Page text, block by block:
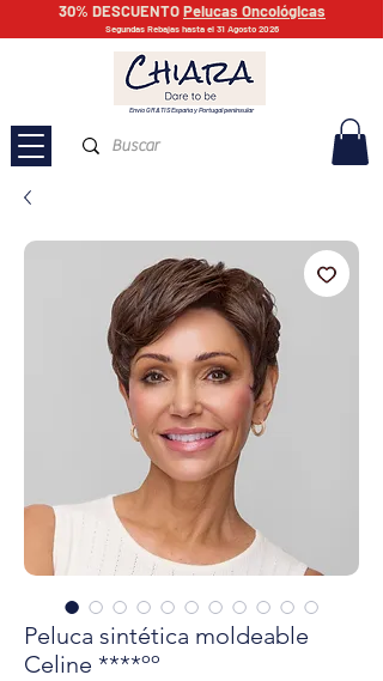
Envío GRATIS España y Portugal peninsular
30% DESCUENTOPelucas Oncológicas
Segundas Rebajas hasta el 31 Agosto 2026
Peluca sintética moldeable
Celine ****ºº